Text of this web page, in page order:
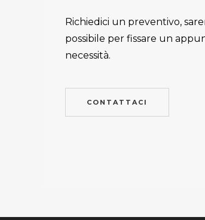
Richiedici un preventivo,
possibile per fissare un
necessità.
CONTATTACI